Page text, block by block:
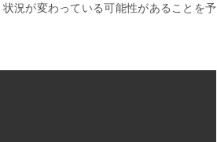
況が変わっている可能性があることを予